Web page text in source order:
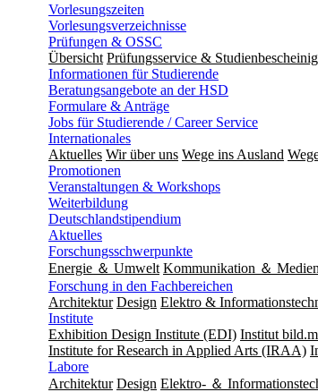
Vorlesungszeiten
Vorlesungsverzeichnisse
Prüfungen & OSSC
Übersicht Prüfungsservice &
Informationen für Studierende
Beratungsangebote an der HSD
Formulare & Anträge
Jobs für Studierende / Career Service
Internationales
Aktuelles Wir über uns Wege ins Ausland
Promotionen
Veranstaltungen & Workshops
Weiterbildung
Deutschlandstipendium
Aktuelles
Forschungsschwerpunkte
Energie ＆ Umwelt Kommunikation ＆ Medien
Forschung in den Fachbereichen
Architektur Design Elektro &
Institute
Exhibition Design Institute (EDI) Institut
Institute for Research in Applied Arts (IRAA)
Labore
Architektur Design Elektro- ＆